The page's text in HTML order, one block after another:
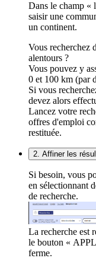
Dans le champ «
saisir une
un continent.
Vous recherchez
alentours ?
Vous pouvez y
0 et 100 km (par
Si vous
devez alors
Lancez votre
offres d'emploi
restituée.
2. Affiner les
Si besoin, vous
en sélectionnant
de recherche.
La recherche est
le bouton «
ferme.